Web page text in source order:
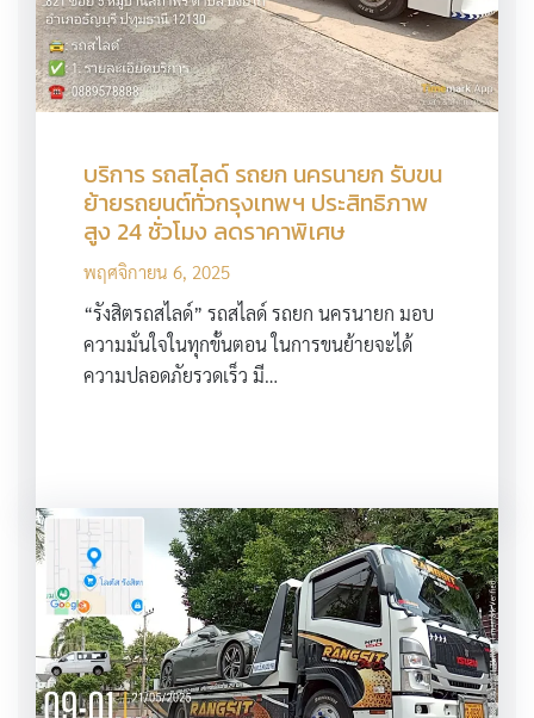
บริการ รถสไลด์ รถยก นครนายก รับขน
ย้ายรถยนต์ทั่วกรุงเทพฯ ประสิทธิภาพ
สูง 24 ชั่วโมง ลดราคาพิเศษ
พฤศจิกายน 6, 2025
“รังสิตรถสไลด์” รถสไลด์ รถยก นครนายก มอบ
ความมั่นใจในทุกขั้นตอน ในการขนย้ายจะได้
ความปลอดภัยรวดเร็ว มี…